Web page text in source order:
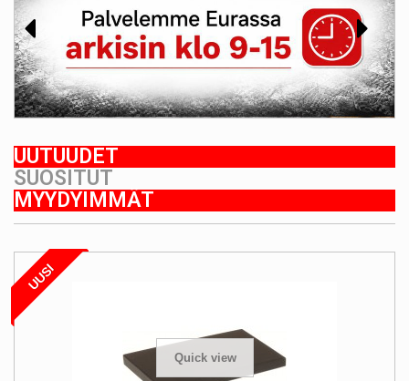
UUTUUDET
SUOSITUT
MYYDYIMMÄT
Quick view
UUSI